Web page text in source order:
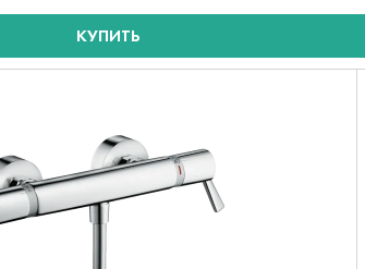
КУПИТЬ